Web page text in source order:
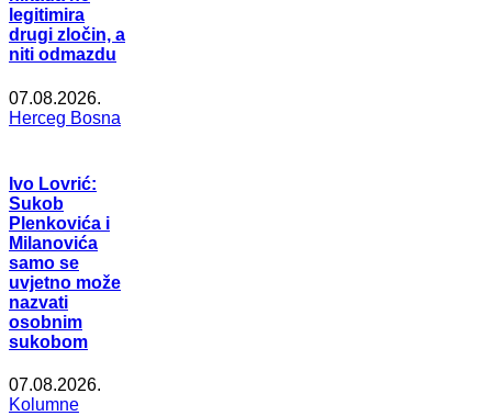
legitimira
drugi zločin, a
niti odmazdu
07.08.2026.
Herceg Bosna
Ivo Lovrić:
Sukob
Plenkovića i
Milanovića
samo se
uvjetno može
nazvati
osobnim
sukobom
07.08.2026.
Kolumne